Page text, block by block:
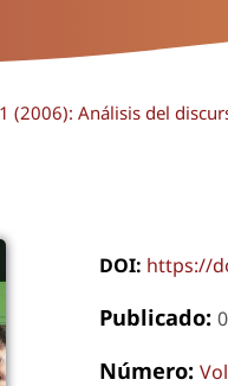
(2006): Análisis del
DOI: https://
Publicado:
Número: